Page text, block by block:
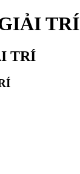
TRÍ
TRÍ